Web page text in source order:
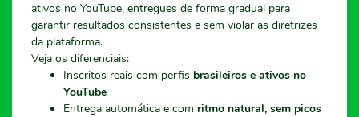
ativos no YouTube, entregues de forma gradual para
garantir resultados consistentes e sem violar as diretrizes
da plataforma.
Veja os diferenciais:
Inscritos reais com perfis brasileiros e ativos no
YouTube
Entrega automática e com ritmo natural, sem picos